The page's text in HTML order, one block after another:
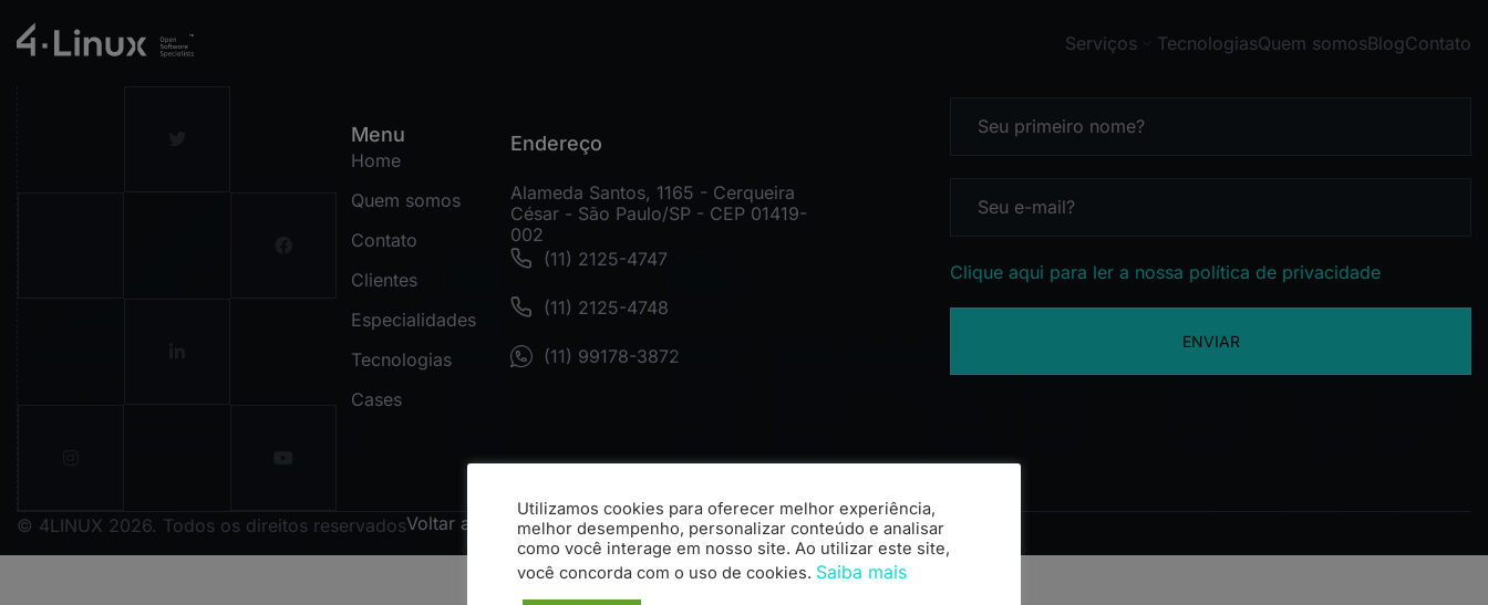
Serviços TecnologiasQuem somosBlogContato
Menu
Home
Quem somos
Contato
Clientes
Especialidades
Tecnologias
Cases
Endereço
Alameda Santos, 1165 - Cerqueira
César - São Paulo/SP - CEP 01419-
002
(11) 2125-4747
(11) 2125-4748
(11) 99178-3872
Clique aqui para ler a nossa política de privacidade
ENVIAR
© 4LINUX 2026. Todos os direitos reservadosVoltar ao topo
Utilizamos cookies para oferecer melhor experiência,
melhor desempenho, personalizar conteúdo e analisar
como você interage em nosso site. Ao utilizar este site,
você concorda com o uso de cookies. Saiba mais